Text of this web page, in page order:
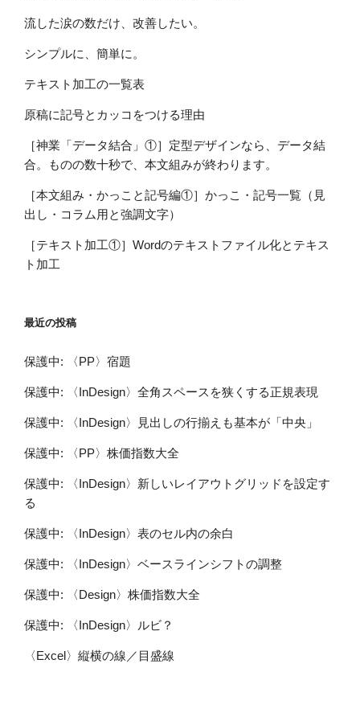
流した涙の数だけ、改善したい。
シンプルに、簡単に。
テキスト加工の一覧表
原稿に記号とカッコをつける理由
［神業「データ結合」①］定型デザインなら、データ結
合。ものの数十秒で、本文組みが終わります。
［本文組み・かっこと記号編①］かっこ・記号一覧（見
出し・コラム用と強調文字）
［テキスト加工①］Wordのテキストファイル化とテキス
ト加工
最近の投稿
保護中: 〈PP〉宿題
保護中: 〈InDesign〉全角スペースを狭くする正規表現
保護中: 〈InDesign〉見出しの行揃えも基本が「中央」
保護中: 〈PP〉株価指数大全
保護中: 〈InDesign〉新しいレイアウトグリッドを設定す
る
保護中: 〈InDesign〉表のセル内の余白
保護中: 〈InDesign〉ベースラインシフトの調整
保護中: 〈Design〉株価指数大全
保護中: 〈InDesign〉ルビ？
〈Excel〉縦横の線／目盛線